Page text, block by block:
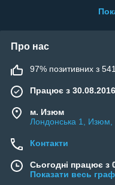
Про нас
97% позитивних з 541
Працює з 30.08.2016
м. Изюм
Лондонська 1, Изюм,
Контакти
Сьогодні працює з
Показати весь